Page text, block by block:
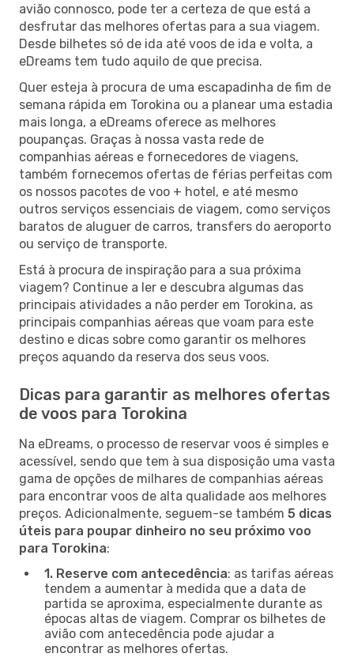
avião connosco, pode ter a certeza de que está a
desfrutar das melhores ofertas para a sua viagem.
Desde bilhetes só de ida até voos de ida e volta, a
eDreams tem tudo aquilo de que precisa.
Quer esteja à procura de uma escapadinha de fim de
semana rápida em Torokina ou a planear uma estadia
mais longa, a eDreams oferece as melhores
poupanças. Graças à nossa vasta rede de
companhias aéreas e fornecedores de viagens,
também fornecemos ofertas de férias perfeitas com
os nossos pacotes de voo + hotel, e até mesmo
outros serviços essenciais de viagem, como serviços
baratos de aluguer de carros, transfers do aeroporto
ou serviço de transporte.
Está à procura de inspiração para a sua próxima
viagem? Continue a ler e descubra algumas das
principais atividades a não perder em Torokina, as
principais companhias aéreas que voam para este
destino e dicas sobre como garantir os melhores
preços aquando da reserva dos seus voos.
Dicas para garantir as melhores ofertas
de voos para Torokina
Na eDreams, o processo de reservar voos é simples e
acessível, sendo que tem à sua disposição uma vasta
gama de opções de milhares de companhias aéreas
para encontrar voos de alta qualidade aos melhores
preços. Adicionalmente, seguem-se também 5 dicas
úteis para poupar dinheiro no seu próximo voo
para Torokina:
1. Reserve com antecedência: as tarifas aéreas
tendem a aumentar à medida que a data de
partida se aproxima, especialmente durante as
épocas altas de viagem. Comprar os bilhetes de
avião com antecedência pode ajudar a
encontrar as melhores ofertas.